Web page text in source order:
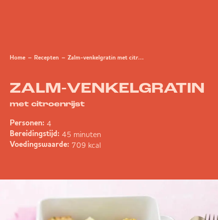
Home Recepten Zalm-venkelgratin met citroenrijst
ZALM-VENKELGRATIN
met citroenrijst
Personen: 4
Bereidingstijd: 45 minuten
Voedingswaarde: 709 kcal